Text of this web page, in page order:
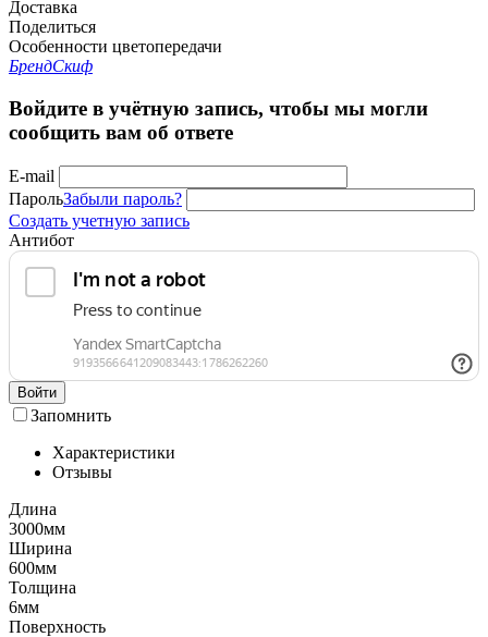
Доставка
Поделиться
Особенности цветопередачи
БрендСкиф
Войдите в учётную запись, чтобы мы могли
сообщить вам об ответе
E-mail
ПарольЗабыли пароль?
Создать учетную запись
Антибот
Войти
Запомнить
Характеристики
Отзывы
Длина
3000мм
Ширина
600мм
Толщина
6мм
Поверхность